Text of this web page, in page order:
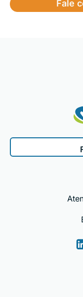
Fale